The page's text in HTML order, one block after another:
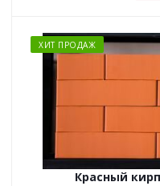
ХИТ ПРОДАЖ
Красный